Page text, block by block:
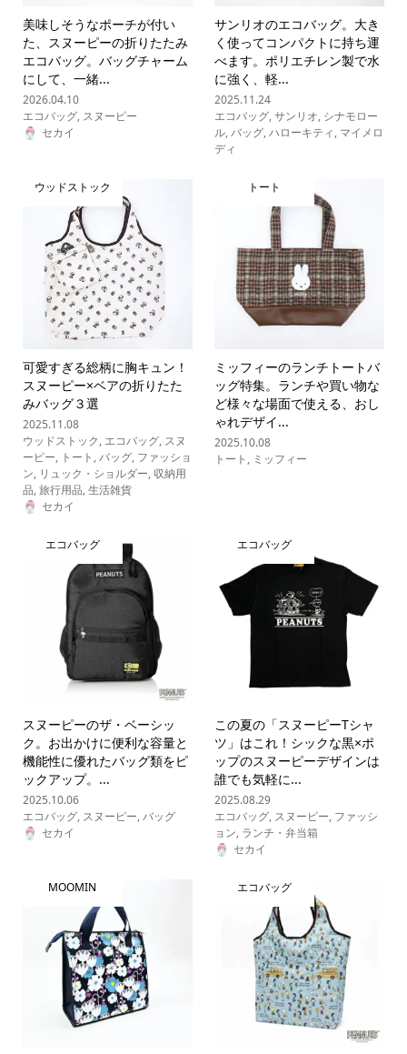
美味しそうなポーチが付い
た、スヌーピーの折りたたみ
エコバッグ。バッグチャーム
にして、一緒...
2026.04.10
エコバッグ, スヌーピー
セカイ
サンリオのエコバッグ。大き
く使ってコンパクトに持ち運
べます。ポリエチレン製で水
に強く、軽...
2025.11.24
エコバッグ,サンリオ, シナモロー
ル,バッグ,ハローキティ, マイメロ
ディ
ウッドストック
可愛すぎる総柄に胸キュン！
スヌーピー×ベアの折りたた
みバッグ３選
2025.11.08
ウッドストック, エコバッグ, スヌ
ーピー, トート ,バッグ, ファッショ
ン, リュック・ショルダー, 収納用
品,旅行用品,生活雑貨
セカイ
トート
ミッフィーのランチトートバ
ッグ特集。ランチや買い物な
ど様々な場面で使える、おし
ゃれデザイ...
2025.10.08
トート , ミッフィー
エコバッグ
スヌーピーのザ・ベーシッ
ク。お出かけに便利な容量と
機能性に優れたバッグ類をピ
ックアップ。...
2025.10.06
エコバッグ, スヌーピー,バッグ
セカイ
エコバッグ
この夏の「スヌーピーTシャ
ツ」はこれ！シックな黒×ポ
ップのスヌーピーデザインは
誰でも気軽に...
2025.08.29
エコバッグ, スヌーピー, ファッシ
ョン, ランチ・弁当箱
セカイ
MOOMIN エコバッグ